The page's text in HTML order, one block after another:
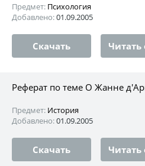
Предмет: Психология
Добавлено:01.09.2005
Скачать Читать
Реферат по теме О Жанне
Предмет: История
Добавлено:01.09.2005
Скачать Читать